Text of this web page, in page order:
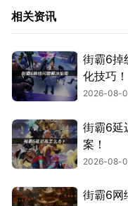
相关资讯
街霸6掉
化技巧！
2026-08-
街霸6延
案！
2026-08-
街霸6网